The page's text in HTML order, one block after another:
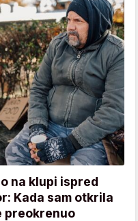
na klupi ispred
Kada sam otkrila
preokrenuo